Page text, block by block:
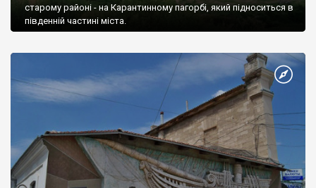
старому районі - на Карантинному пагорбі, який підноситься в
південній частині міста.